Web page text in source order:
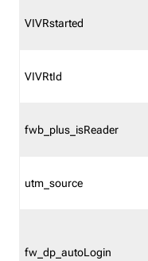
VIVRstarted
VIVRtId
fwb_plus_isReader
utm_source
fw_dp_autoLogin